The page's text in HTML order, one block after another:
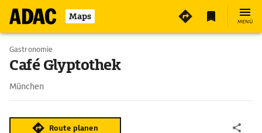
Maps MENÜ
Gastronomie
Café Glyptothek
München
Route planen